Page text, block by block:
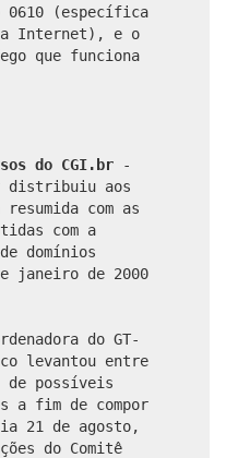
0610 (específica
a Internet), e o
que funciona
do CGI.br
-
distribuiu aos
com as
com a
domínios
janeiro de 2000
do GT-
levantou entre
de possíveis
a fim de compor
21 de agosto,
do Comitê